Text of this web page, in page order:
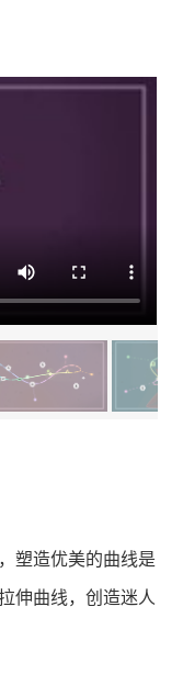
塑造优美的曲线是
伸曲线，创造迷人